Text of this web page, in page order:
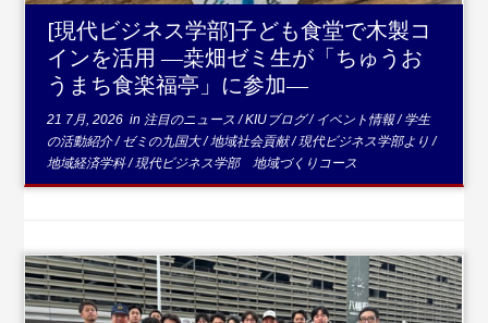
[現代ビジネス学部]子ども食堂で木製コ
インを活用 ―桒畑ゼミ生が「ちゅうお
うまち食楽福亭」に参加―
21 7月, 2026 in 注目のニュース/KIUブログ/ イベント情報/学生
の活動紹介/ゼミの九国大/地域社会貢献/現代ビジネス学部より/
地域経済学科/現代ビジネス学部 地域づくりコース